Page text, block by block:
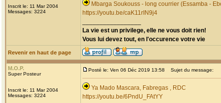
Inscrit le: 11 Mar 2004
Messages: 3224
Mbarga Soukouss - long courrier (Essamba -
https://youtu.be/caK11rIN9j4
La vie est un privilege, elle ne vous doit rien!
Vous lui devez tout, en l'occurence votre vie
Revenir en haut de page
M.O.P.
Super Posteur
Inscrit le: 11 Mar 2004
Messages: 3224
Posté le: Ven 06 Déc 2019 13:58 Sujet du message:
Ya Mado Mascara, Fabregas , RDC
https://youtu.be/6PndU_FAtYY